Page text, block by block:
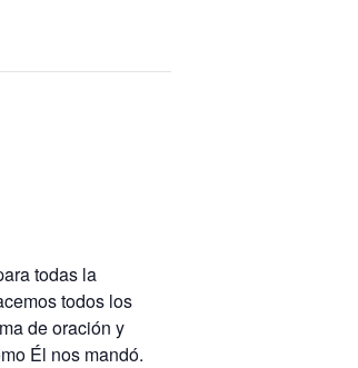
todas la
todos los
de oración y
Él nos mandó.